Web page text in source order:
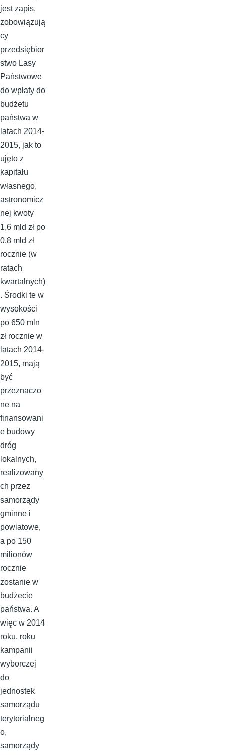
jest zapis,
zobowiązują
cy
przedsiębior
stwo Lasy
Państwowe
do wpłaty do
budżetu
państwa w
latach 2014-
2015, jak to
ujęto z
kapitału
własnego,
astronomicz
nej kwoty
1,6 mld zł po
0,8 mld zł
rocznie (w
ratach
kwartalnych)
. Środki te w
wysokości
po 650 mln
zł rocznie w
latach 2014-
2015, mają
być
przeznaczo
ne na
finansowani
e budowy
dróg
lokalnych,
realizowany
ch przez
samorządy
gminne i
powiatowe,
a po 150
milionów
rocznie
zostanie w
budżecie
państwa. A
więc w 2014
roku, roku
kampanii
wyborczej
do
jednostek
samorządu
terytorialneg
o,
samorządy